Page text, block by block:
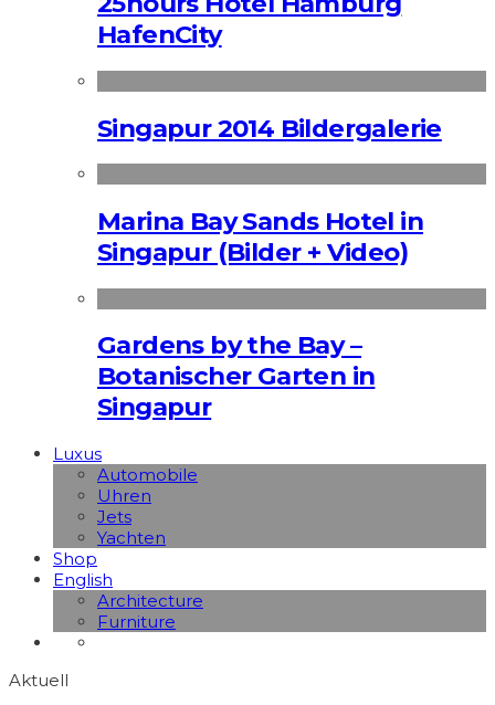
HafenCity
Singapur 2014 Bildergalerie
Marina Bay Sands Hotel in
Singapur (Bilder + Video)
Gardens by the Bay –
Botanischer Garten in
Singapur
Luxus
Automobile
Uhren
Jets
Yachten
Shop
English
Architecture
Furniture
Aktuell